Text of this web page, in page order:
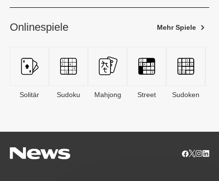
Onlinespiele Mehr Spiele
Solitär Sudoku Mahjong Street Sudoken